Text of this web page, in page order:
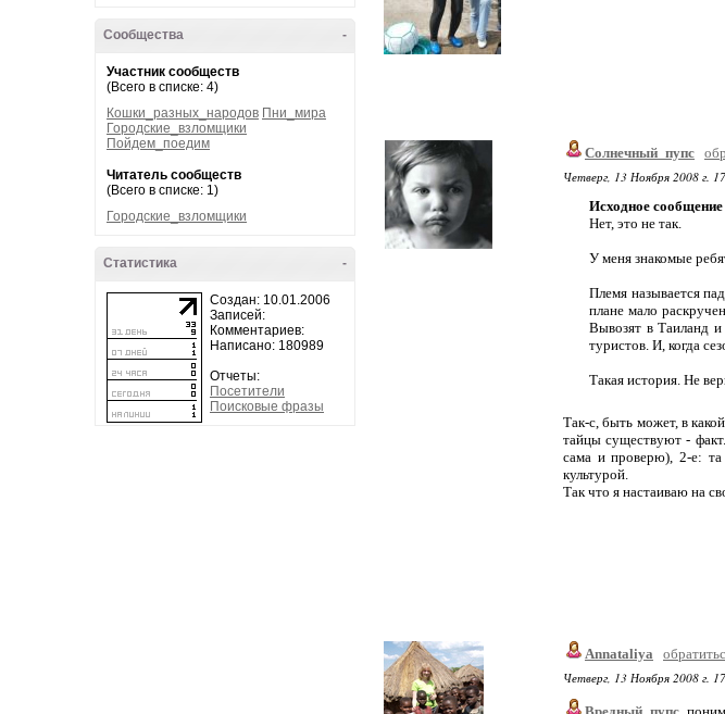
-
Сообщества
Участник сообществ
(Всего в списке: 4)
Кошки_разных_народов Пни_мира
Городские_взломщики
Пойдем_поедим
Читатель сообществ
(Всего в списке: 1)
Городские_взломщики
-
Статистика
Создан: 10.01.2006
Записей:
Комментариев:
Написано: 180989
Отчеты:
Посетители
Поисковые фразы
Солнечный_пупс
Четверг, 13 Ноября 2008 г.
Исходное
Нет, это не так.
У меня знакомые
Племя называется
плане мало
Вывозят в Таиланд
туристов. И, когда
Такая история. Не
Так-с, быть может, в
тайцы существуют -
сама и проверю), 2-е: та
культурой.
Так что я настаиваю на
Annataliya
Четверг, 13 Ноября 2008 г.